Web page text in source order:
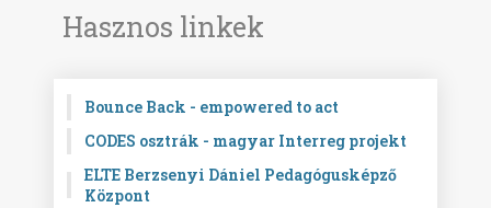
Hasznos linkek
Bounce Back - empowered to act
CODES osztrák - magyar Interreg projekt
ELTE Berzsenyi Dániel Pedagógusképző
Központ